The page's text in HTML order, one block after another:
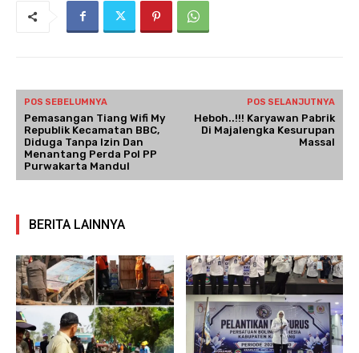
POS SEBELUMNYA
Pemasangan Tiang Wifi My
Republik Kecamatan BBC,
Diduga Tanpa Izin Dan
Menantang Perda Pol PP
Purwakarta Mandul
POS SELANJUTNYA
Heboh..!!! Karyawan Pabrik
Di Majalengka Kesurupan
Massal
BERITA LAINNYA